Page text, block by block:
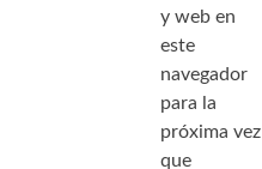
y web en
este
navegador
para la
próxima vez
que